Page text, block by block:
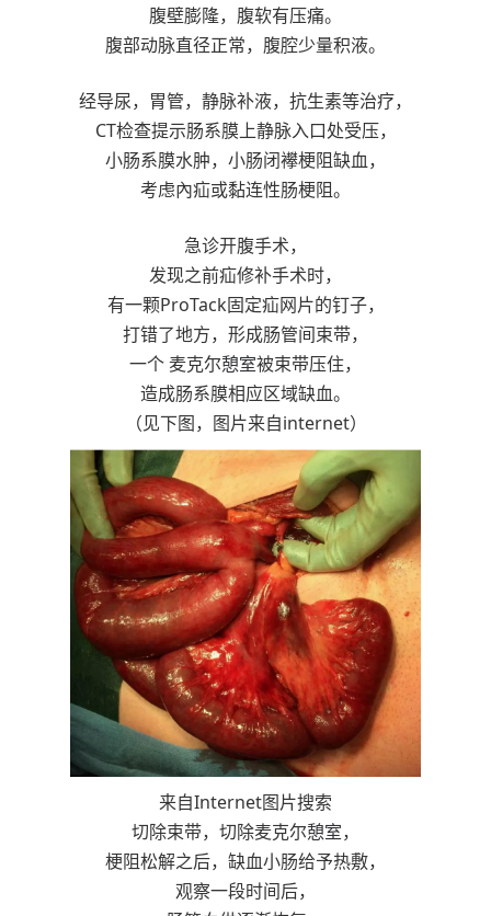
腹壁膨隆，腹软有压痛。
腹部动脉直径正常，腹腔少量积液。
经导尿，胃管，静脉补液，抗生素等治疗，
CT检查提示肠系膜上静脉入口处受压，
小肠系膜水肿，小肠闭襻梗阻缺血，
考虑內疝或黏连性肠梗阻。
急诊开腹手术，
发现之前疝修补手术时，
有一颗ProTack固定疝网片的钉子，
打错了地方，形成肠管间束带，
一个 麦克尔憩室被束带压住，
造成肠系膜相应区域缺血。
（见下图，图片来自internet）
来自Internet图片搜索
切除束带，切除麦克尔憩室，
梗阻松解之后，缺血小肠给予热敷，
观察一段时间后，